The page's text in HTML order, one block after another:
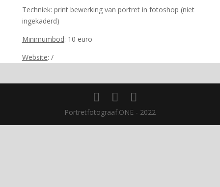
Techniek: print bewerking van portret in fotoshop (niet
ingekaderd)
Minimumbod: 10 euro
Website: /
Portretfotograaf.ONE - 2022